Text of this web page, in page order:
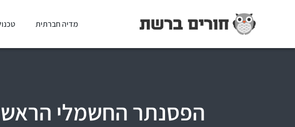
מדיה חברתית
הפסנתר החשמלי